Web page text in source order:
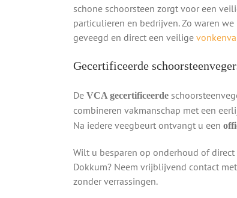
schone schoorsteen zorgt voor een
particulieren en bedrijven. Zo waren
geveegd en direct een veilige
Gecertificeerde
De VCA gecertificeerde
combineren vakmanschap met een
Na iedere veegbeurt ontvangt u een
Wilt u besparen op onderhoud of
Dokkum? Neem vrijblijvend contact
zonder verrassingen.